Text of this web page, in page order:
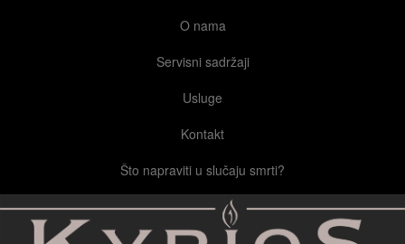
O nama
Servisni sadržaji
Usluge
Kontakt
Što napraviti u slučaju smrti?